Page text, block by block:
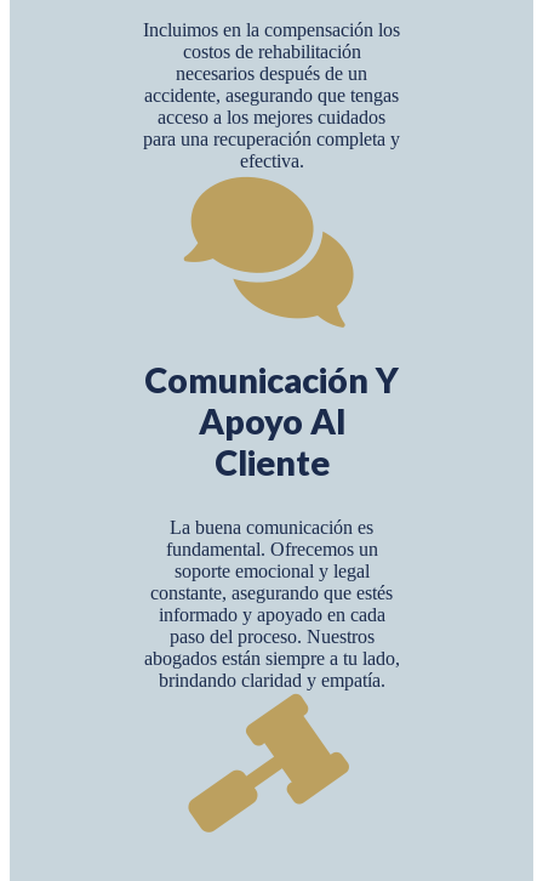
Incluimos en la compensación los
costos de rehabilitación
necesarios después de un
accidente, asegurando que tengas
acceso a los mejores cuidados
para una recuperación completa y
efectiva.
Comunicación Y
Apoyo Al
Cliente
La buena comunicación es
fundamental. Ofrecemos un
soporte emocional y legal
constante, asegurando que estés
informado y apoyado en cada
paso del proceso. Nuestros
abogados están siempre a tu lado,
brindando claridad y empatía.